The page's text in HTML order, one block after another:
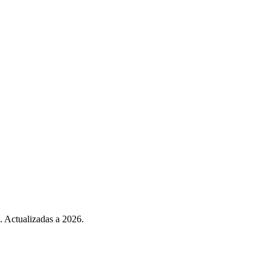
. Actualizadas a 2026.